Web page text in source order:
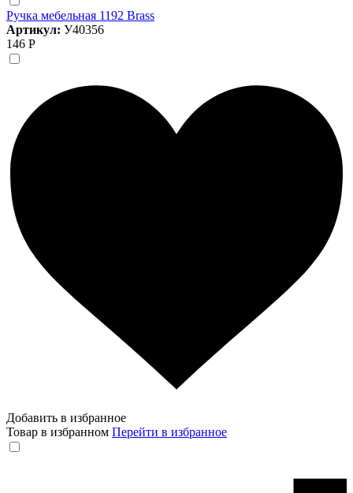
Ручка мебельная 1192 Brass
Артикул: У40356
146 Р
Добавить в избранное
Товар в избранном Перейти в избранное